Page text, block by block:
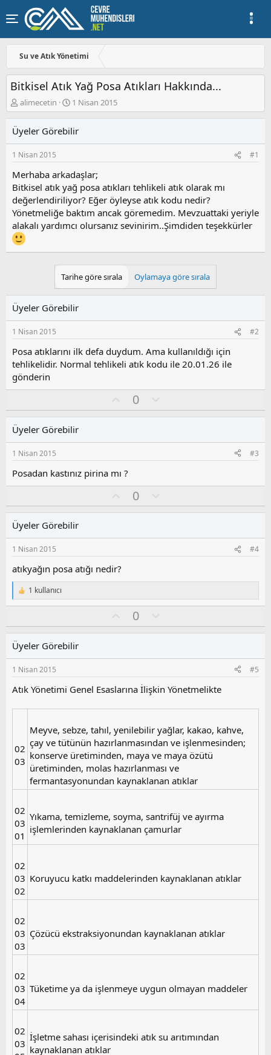
Su ve Atık Yönetimi
Bitkisel Atık Yağ Posa Atıkları Hakkında...
K
o
u
y
u
a
ş
l
a
t
a
n
alimecetin
B
a
l
a
ı
ç
t
a
r
i
i
1 Nisan 2015
Üyeler Görebilir
1 Nisan 2015 #1
Merhaba arkadaşlar;
Bitkisel atık yağ posa atıkları tehlikeli atık olarak mı
değerlendiriliyor? Eğer öyleyse atık kodu nedir?
Yönetmeliğe baktım ancak göremedim. Mevzuattaki yeriyle
alakalı yardımcı olursanız sevinirim..Şimdiden teşekkürler
Tarihe göre sırala Oylamaya göre sırala
Üyeler Görebilir
1 Nisan 2015 #2
Posa atıklarını ilk defa duydum. Ama kullanıldığı için
tehlikelidir. Normal tehlikeli atık kodu ile 20.01.26 ile
gönderin
y
0
l
s
u
o
l
Üyeler Görebilir
1 Nisan 2015 #3
Posadan kastınız pirina mı ?
y
0
l
s
u
o
l
Üyeler Görebilir
1 Nisan 2015 #4
atıkyağın posa atığı nedir?
T
e
i
l
e
r
1 kullanıcı
y
0
l
s
u
z
y
a
Üyeler Görebilir
1 Nisan 2015 #5
Atık Yönetimi Genel Esaslarına İlişkin Yönetmelikte
02
03
Meyve, sebze, tahıl, yenilebilir yağlar, kakao, kahve,
çay ve tütünün hazırlanmasından ve işlenmesinden;
konserve üretiminden, maya ve maya özütü
üretiminden, molas hazırlanması ve
fermantasyonundan kaynaklanan atıklar
02
03
01
Yıkama, temizleme, soyma, santrifüj ve ayırma
işlemlerinden kaynaklanan çamurlar
02
03
02
Koruyucu katkı maddelerinden kaynaklanan atıklar
02
03
03
Çözücü ekstraksiyonundan kaynaklanan atıklar
02
03
04
Tüketime ya da işlenmeye uygun olmayan maddeler
02
03
İşletme sahası içerisindeki atık su arıtımından
kaynaklanan atıklar